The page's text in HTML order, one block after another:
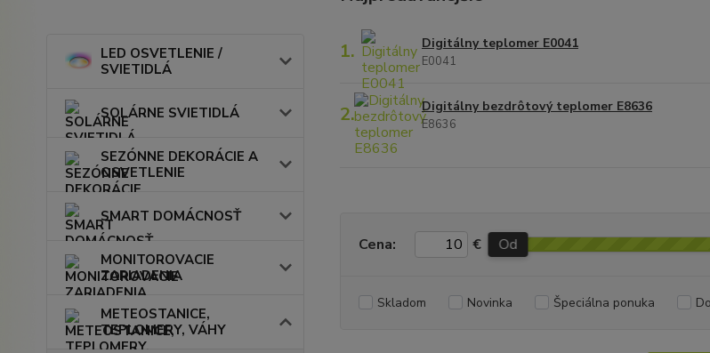
LED OSVETLENIE /
SVIETIDLÁ
SOLÁRNE SVIETIDLÁ
SEZÓNNE DEKORÁCIE A
OSVETLENIE
SMART DOMÁCNOSŤ
MONITOROVACIE
ZARIADENIA
METEOSTANICE,
TEPLOMERY, VÁHY
1. Digitálny teplomer E0041
E0041
2. Digitálny bezdrôtový teplomer E8636
E8636
Cena: € Od
Skladom Novinka Špeciálna ponuka